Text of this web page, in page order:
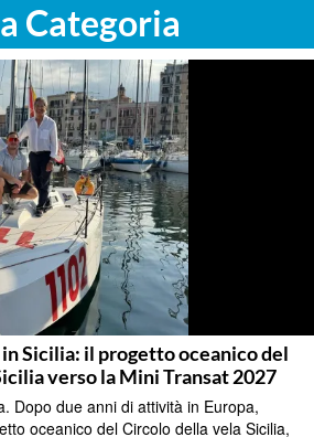
Categoria
Sicilia: il progetto oceanico del
verso la Mini Transat 2027
Dopo due anni di attività in Europa,
oceanico del Circolo della vela Sicilia,